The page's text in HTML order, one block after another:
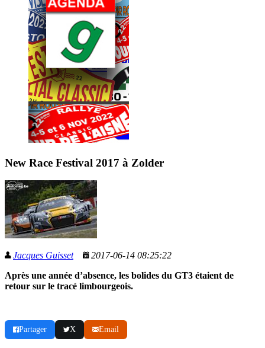
New Race Festival 2017 à Zolder
Jacques Guisset
2017-06-14 08:25:22
Après une année d’absence, les bolides du GT3 étaient de
retour sur le tracé limbourgeois.
Partager X Email